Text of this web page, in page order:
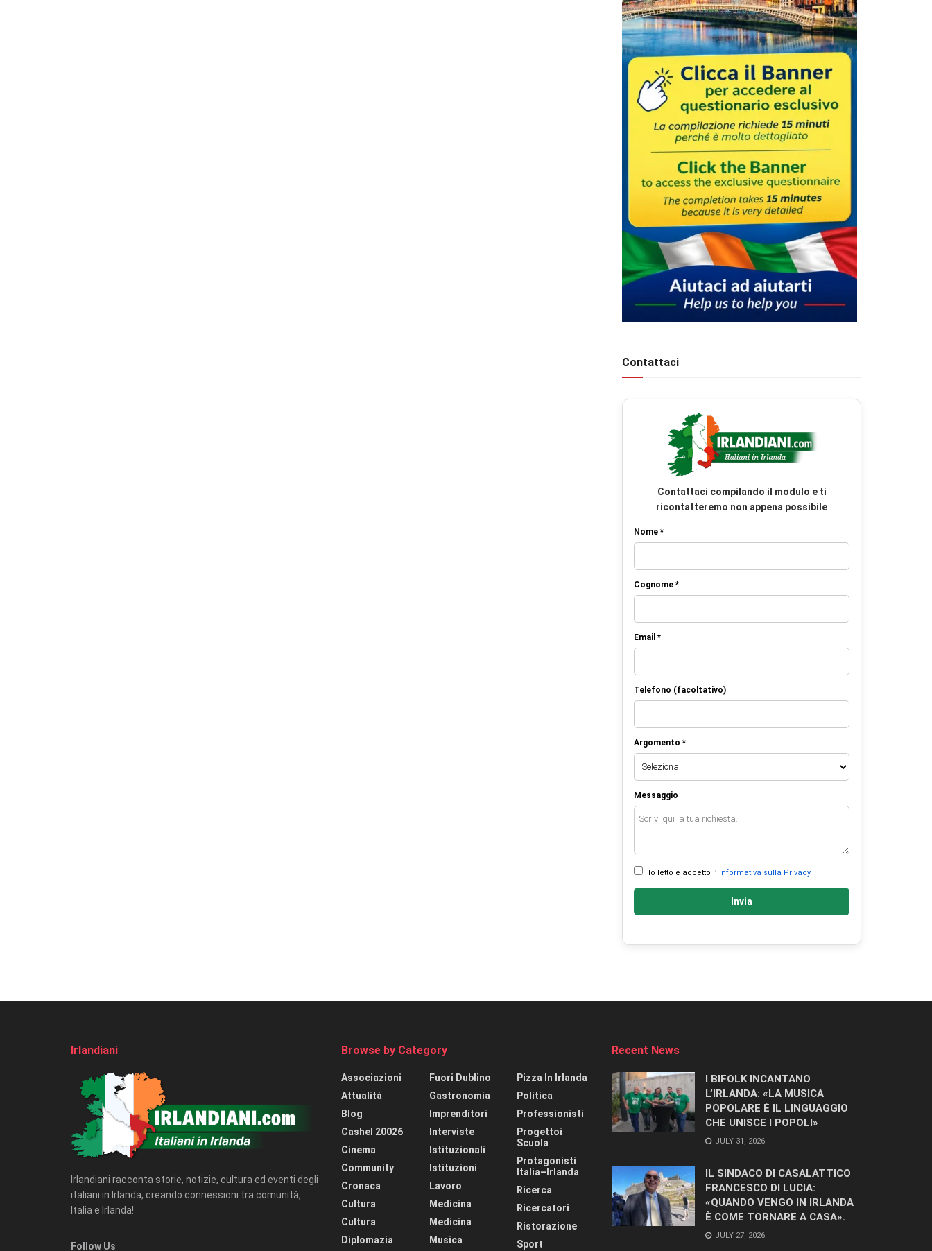
Contattaci
Contattaci compilando il modulo e ti
ricontatteremo non appena possibile
Nome *
Cognome *
Email *
Telefono (facoltativo)
Argomento *
Messaggio
Ho letto e accetto l’ Informativa sulla Privacy
Invia
Irlandiani
Irlandiani racconta storie, notizie, cultura ed eventi degli
italiani in Irlanda, creando connessioni tra comunità,
Italia e Irlanda!
Follow Us
Browse by Category
Associazioni
Attualità
Blog
Cashel 20026
Cinema
Community
Cronaca
Cultura
Cultura
Diplomazia
Fuori Dublino
Gastronomia
Imprenditori
Interviste
Istituzionali
Istituzioni
Lavoro
Medicina
Medicina
Musica
Pizza In Irlanda
Politica
Professionisti
Progettoi
Scuola
Protagonisti
Italia–Irlanda
Ricerca
Ricercatori
Ristorazione
Sport
Recent News
I BIFOLK INCANTANO
L’IRLANDA: «LA MUSICA
POPOLARE È IL LINGUAGGIO
CHE UNISCE I POPOLI»
JULY 31, 2026
IL SINDACO DI CASALATTICO
FRANCESCO DI LUCIA:
«QUANDO VENGO IN IRLANDA
È COME TORNARE A CASA».
JULY 27, 2026